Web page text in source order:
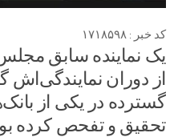
کد خبر : ۱۷۱۸۵۹۸
یک نماینده سابق
از دوران نمایندگی‌اش
گسترده در یکی از